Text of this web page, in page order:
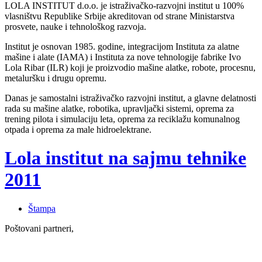
LOLA INSTITUT d.o.o. je istraživačko-razvojni institut u 100%
vlasništvu Republike Srbije akreditovan od strane Ministarstva
prosvete, nauke i tehnološkog razvoja.
Institut je osnovan 1985. godine, integracijom Instituta za alatne
mašine i alate (IAMA) i Instituta za nove tehnologije fabrike Ivo
Lola Ribar (ILR) koji je proizvodio mašine alatke, robote, procesnu,
metaluršku i drugu opremu.
Danas je samostalni istraživačko razvojni institut, a glavne delatnosti
rada su mašine alatke, robotika, upravljački sistemi, oprema za
trening pilota i simulaciju leta, oprema za reciklažu komunalnog
otpada i oprema za male hidroelektrane.
Lola institut na sajmu tehnike
2011
Štampa
Poštovani partneri,